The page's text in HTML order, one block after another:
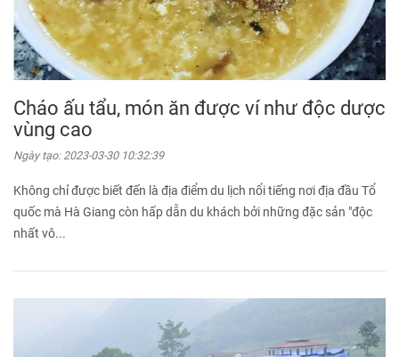
Cháo ấu tẩu, món ăn được ví như độc dược
vùng cao
Ngày tạo: 2023-03-30 10:32:39
Không chỉ được biết đến là địa điểm du lịch nổi tiếng nơi địa đầu Tổ
quốc mà Hà Giang còn hấp dẫn du khách bởi những đặc sản "độc
nhất vô...